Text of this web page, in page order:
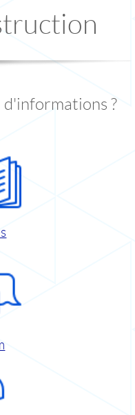
d'informations ?